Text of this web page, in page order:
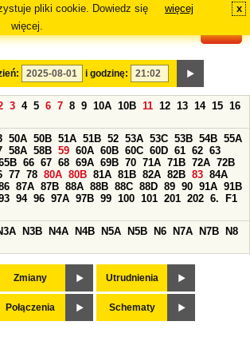
pliki cookie. Dowiedz się
więcej.
więcej x
i godzinę:
3 4 5 6 7 8 9 10A 10B 11 12 13 14 15 16
50A 50B 51A 51B 52 53A 53C 53B 54B 55A
58A 58B 59 60A 60B 60C 60D 61 62 63
66 67 68 69A 69B 70 71A 71B 72A 72B
77 78 80A 80B 81A 81B 82A 82B 83 84A
87A 87B 88A 88B 88C 88D 89 90 91A 91B
94 96 97A 97B 99 100 101 201 202 6.
F1
N3B N4A N4B N5A N5B N6 N7A N7B
N8
Zmiany Utrudnienia
Połączenia Schematy